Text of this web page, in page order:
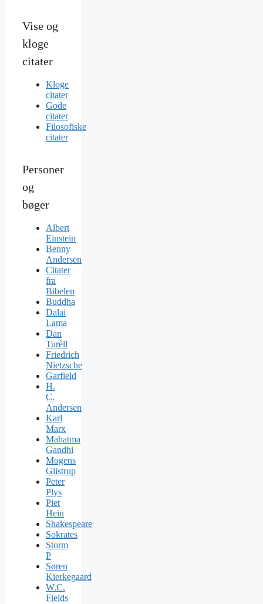
Vise og
kloge
citater
Kloge
citater
Gode
citater
Filosofiske
citater
Personer
og
bøger
Albert
Einstein
Benny
Andersen
Citater
fra
Bibelen
Buddha
Dalai
Lama
Dan
Turèll
Friedrich
Nietzsche
Garfield
H.
C.
Andersen
Karl
Marx
Mahatma
Gandhi
Mogens
Glistrup
Peter
Plys
Piet
Hein
Shakespeare
Sokrates
Storm
P
Søren
Kierkegaard
W.C.
Fields